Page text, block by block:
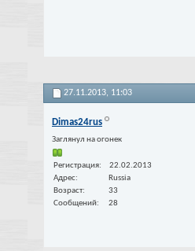
27.11.2013, 11:03
Dimas24rus
Заглянул на огонек
Регистрация
22.02.2013
Адрес
Russia
Возраст
33
Сообщений
28